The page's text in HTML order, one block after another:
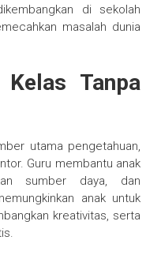
di sekolah
masalah dunia
Tanpa
utama pengetahuan,
Guru membantu anak
sumber daya, dan
anak untuk
kreativitas, serta